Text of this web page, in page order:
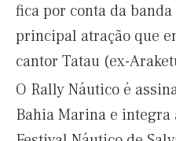
fica por conta da
principal atração que
cantor Tatau (ex-
O Rally Náutico é
Bahia Marina e